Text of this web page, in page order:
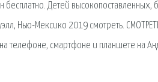
Детей высокопоставленных,
Нью-Мексико 2019 смотреть.
телефоне, смартфоне и планшете на